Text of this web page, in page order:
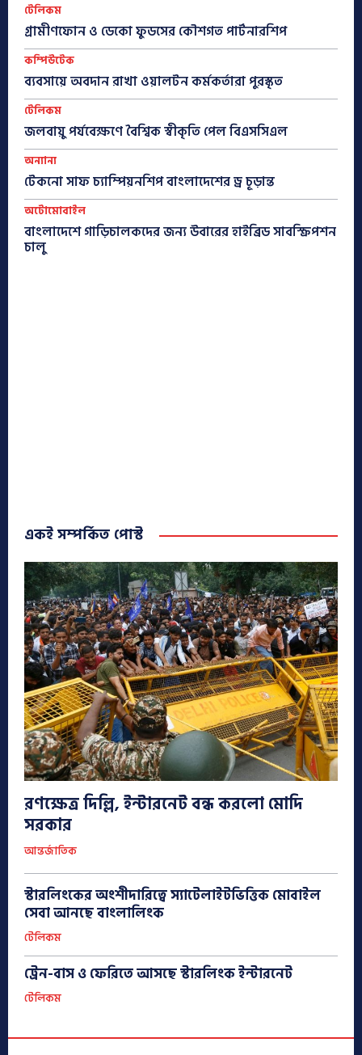
টেলিকম
গ্রামীণফোন ও ডেকো ফুডসের কৌশগত পার্টনারশিপ
কম্পিউটেক
ব্যবসায়ে অবদান রাখা ওয়ালটন কর্মকর্তারা পুরস্কৃত
টেলিকম
জলবায়ু পর্যবেক্ষণে বৈশ্বিক স্বীকৃতি পেল বিএসসিএল
অন্যান্য
টেকনো সাফ চ্যাম্পিয়নশিপ বাংলাদেশের ড্র চূড়ান্ত
অটোমোবাইল
বাংলাদেশে গাড়িচালকদের জন্য উবারের হাইব্রিড সাবস্ক্রিপশন
চালু
একই সম্পর্কিত পোস্ট
রণক্ষেত্র দিল্লি, ইন্টারনেট বন্ধ করলো মোদি
সরকার
আন্তর্জাতিক
স্টারলিংকের অংশীদারিত্বে স্যাটেলাইটভিত্তিক মোবাইল
সেবা আনছে বাংলালিংক
টেলিকম
ট্রেন-বাস ও ফেরিতে আসছে স্টারলিংক ইন্টারনেট
টেলিকম